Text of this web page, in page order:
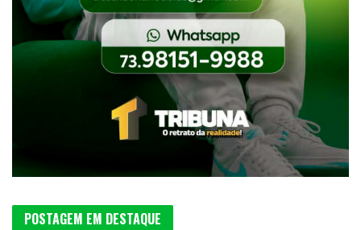
POSTAGEM EM DESTAQUE